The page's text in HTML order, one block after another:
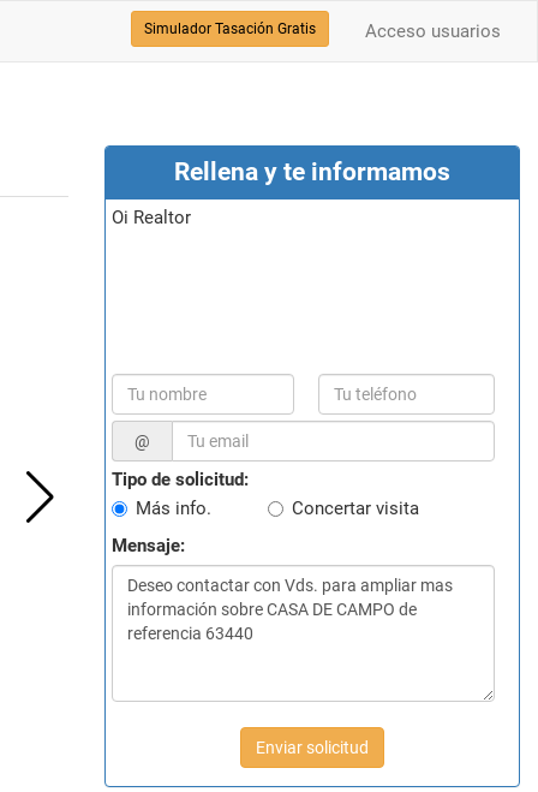
Acceso usuarios
Simulador Tasación Gratis
Rellena y te informamos
Oi Realtor
@
Tipo de solicitud:
Más info.
Concertar visita
Mensaje:
Enviar solicitud